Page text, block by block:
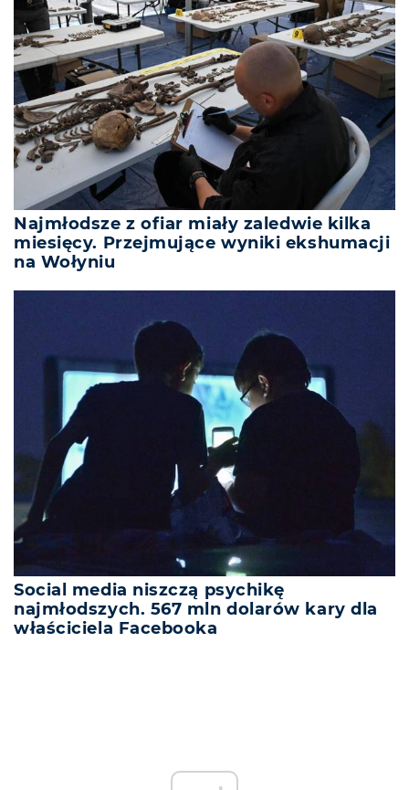
Najmłodsze z ofiar miały zaledwie kilka
miesięcy. Przejmujące wyniki ekshumacji
na Wołyniu
Social media niszczą psychikę
najmłodszych. 567 mln dolarów kary dla
właściciela Facebooka